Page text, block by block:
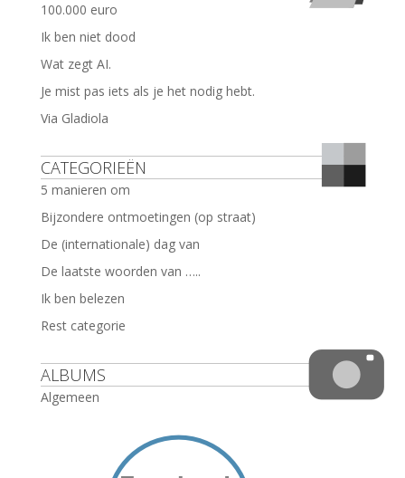
100.000 euro
Ik ben niet dood
Wat zegt AI.
Je mist pas iets als je het nodig hebt.
Via Gladiola
CATEGORIEËN
5 manieren om
Bijzondere ontmoetingen (op straat)
De (internationale) dag van
De laatste woorden van …..
Ik ben belezen
Rest categorie
ALBUMS
Algemeen